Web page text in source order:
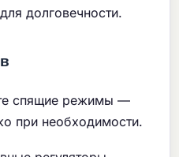
долговечности.
спящие режимы —
при необходимости.